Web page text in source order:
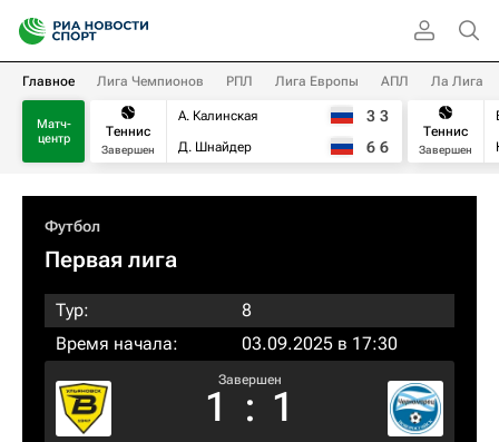
Главное Лига Чемпионов РПЛ Лига Европы АПЛ Ла Лига
Матч-
центр
Теннис
Завершен
А. Калинская
Д. Шнайдер
3 3
6 6
Теннис
Завершен
Футбол
Первая лига
Тур:
8
Время начала:
03.09.2025 в 17:30
Завершен
1 : 1